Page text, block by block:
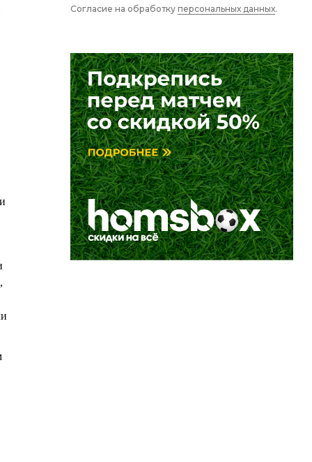
Согласие на обработку персональных данных.